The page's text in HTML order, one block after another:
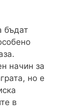
бъдат
начин за
но е
в